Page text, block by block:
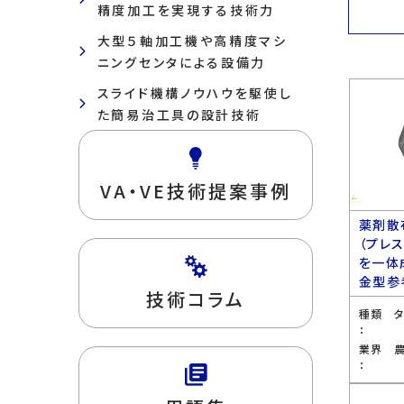
精度加工を実現する技術力
大型５軸加工機や高精度マシ
ニングセンタによる設備力
スライド機構ノウハウを駆使し
た簡易治工具の設計技術
VA・VE技術提案事例
技術コラム
薬剤散
（プレ
を一体
金型参
種類
：
業界
：